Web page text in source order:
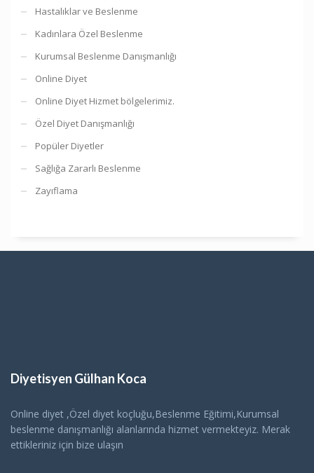
Hastalıklar ve Beslenme
Kadınlara Özel Beslenme
Kurumsal Beslenme Danışmanlığı
Online Diyet
Online Diyet Hizmet bölgelerimiz.
Özel Diyet Danışmanlığı
Popüler Diyetler
Sağlığa Zararlı Beslenme
Zayıflama
Diyetisyen Gülhan Koca
Online diyet ,Özel diyet koçluğu,Beslenme Eğitimi,Kurumsal
beslenme danışmanlığı alanlarında hizmet vermekteyiz. Merak
ettikleriniz için bize ulaşın